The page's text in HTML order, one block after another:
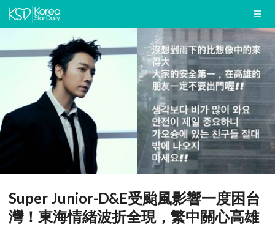
Super Junior-D&E受颱風影響一度困台
灣！東海情緒波折全現，繁中關心高雄